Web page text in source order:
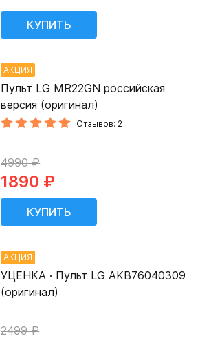
АКЦИЯ
Пульт LG MR22GN российская
версия (оригинал)
Отзывов: 2
4990 ₽
1890 ₽
АКЦИЯ
УЦЕНКА · Пульт LG AKB76040309
(оригинал)
2499 ₽